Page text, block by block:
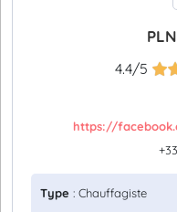
4.4/5
https://
Type : Chauffagiste